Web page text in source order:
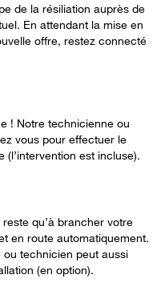
de la résiliation auprès de
En attendant la mise en
offre, restez connecté
! Notre technicienne ou
vous pour effectuer le
(l’intervention est incluse).
qu’à brancher votre
en route automatiquement.
technicien peut aussi
(en option).